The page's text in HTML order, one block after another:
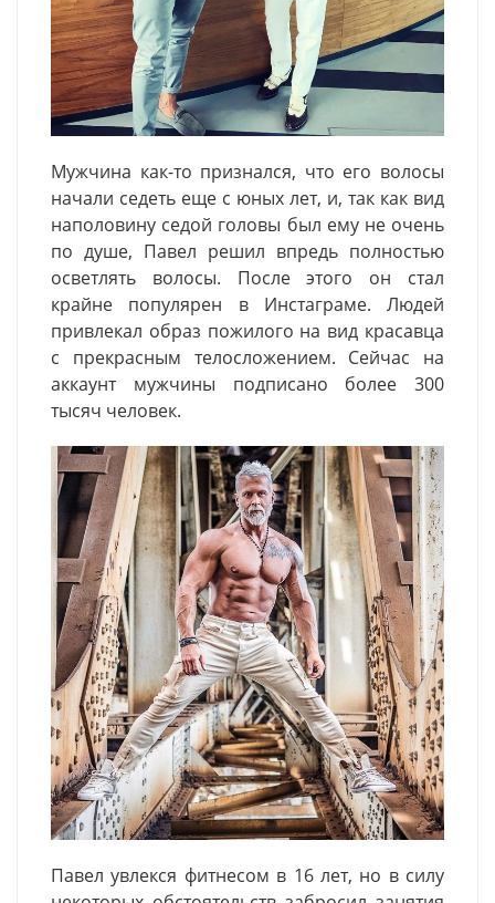
Мужчина как-то признался, что его волосы
начали седеть еще с юных лет, и, так как вид
наполовину седой головы был ему не очень
по душе, Павел решил впредь полностью
осветлять волосы. После этого он стал
крайне популярен в Инстаграме. Людей
привлекал образ пожилого на вид красавца
с прекрасным телосложением. Сейчас на
аккаунт мужчины подписано более 300
тысяч человек.
Павел увлекся фитнесом в 16 лет, но в силу